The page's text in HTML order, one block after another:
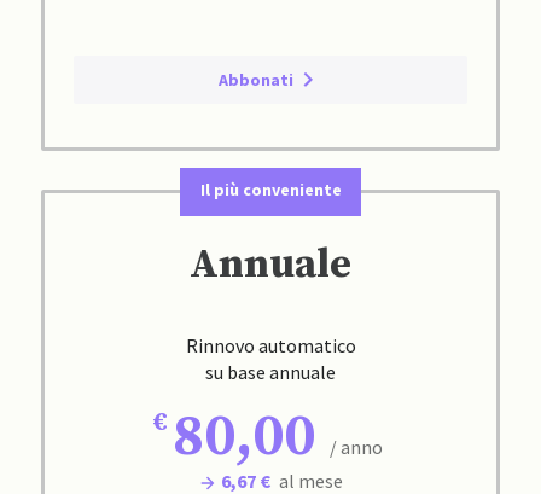
Abbonati
Il più conveniente
Annuale
Rinnovo automatico
su base annuale
80,00
/ anno
6,67 € al mese